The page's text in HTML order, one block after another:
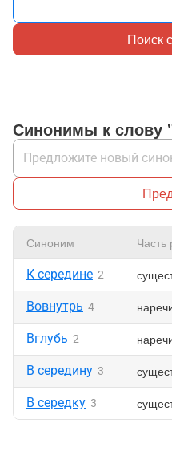
Поиск
Синонимы к слову
Синоним Часть
К середине 2
Вовнутрь 4
Вглубь 2
В середину 3
В середку 3